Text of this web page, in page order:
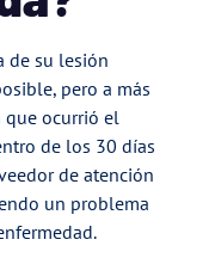
de su lesión
pero a más
que ocurrió el
de los 30 días
de atención
un problema